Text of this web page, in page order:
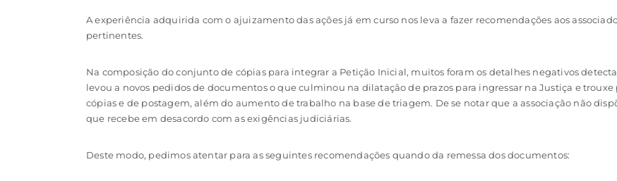
A experiência adquirida com o ajuizamento das ações já em curso nos leva a fazer recomendações aos
pertinentes.
Na composição do conjunto de cópias para integrar a Petição Inicial, muitos foram os detalhes negativos
levou a novos pedidos de documentos o que culminou na dilatação de prazos para ingressar na Justiça e
cópias e de postagem, além do aumento de trabalho na base de triagem. De se notar que a associação não
que recebe em desacordo com as exigências judiciárias.
Deste modo, pedimos atentar para as seguintes recomendações quando da remessa dos documentos: